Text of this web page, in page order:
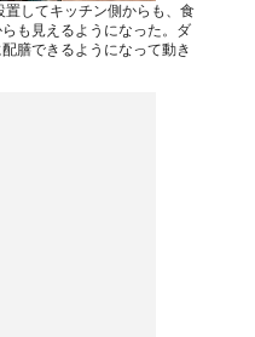
してキッチン側からも、食
も見えるようになった。ダ
膳できるようになって動き